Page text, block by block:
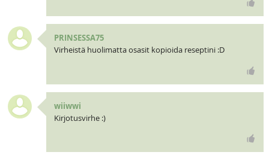
PRINSESSA75
Virheistä huolimatta osasit kopioida reseptini :D
wiiwwi
Kirjotusvirhe :)